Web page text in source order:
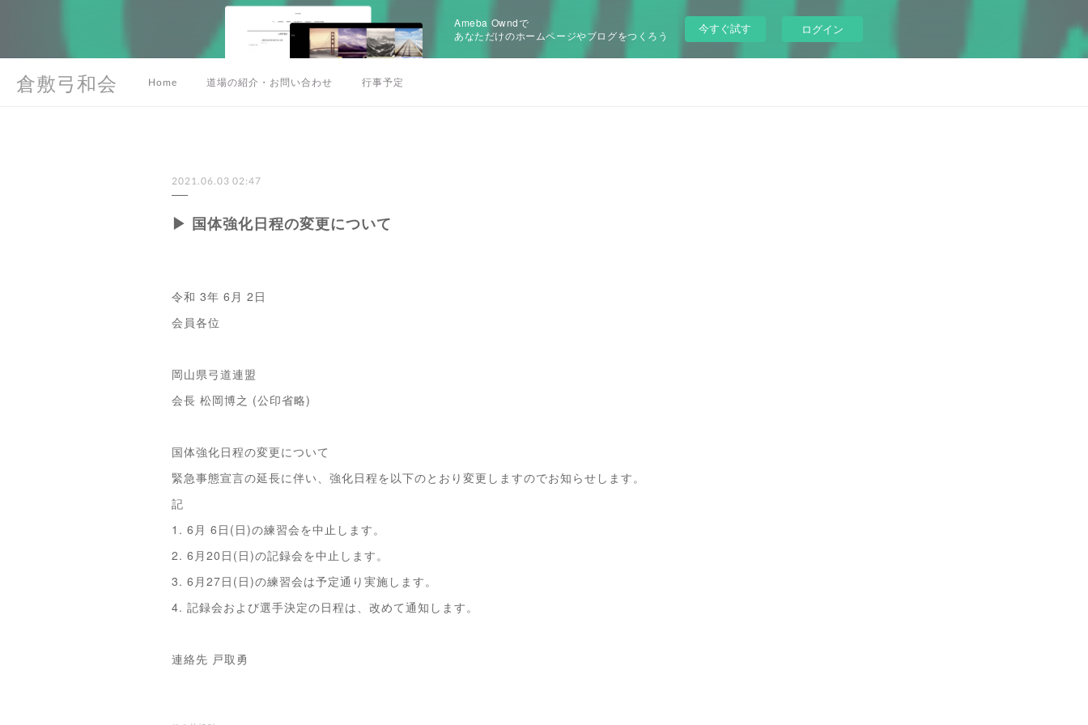
Ameba Owndで
あなただけのホームページやブログをつくろう
今すぐ試す ログイン
倉敷弓和会 Home 道場の紹介・お問い合わせ 行事予定
2021.06.03 02:47
▶ 国体強化日程の変更について
令和 3年 6月 2日
会員各位
岡山県弓道連盟
会長 松岡博之 (公印省略)
国体強化日程の変更について
緊急事態宣言の延長に伴い、強化日程を以下のとおり変更しますのでお知らせします。
記
1. 6月 6日(日)の練習会を中止します。
2. 6月20日(日)の記録会を中止します。
3. 6月27日(日)の練習会は予定通り実施します。
4. 記録会および選手決定の日程は、改めて通知します。
連絡先 戸取勇